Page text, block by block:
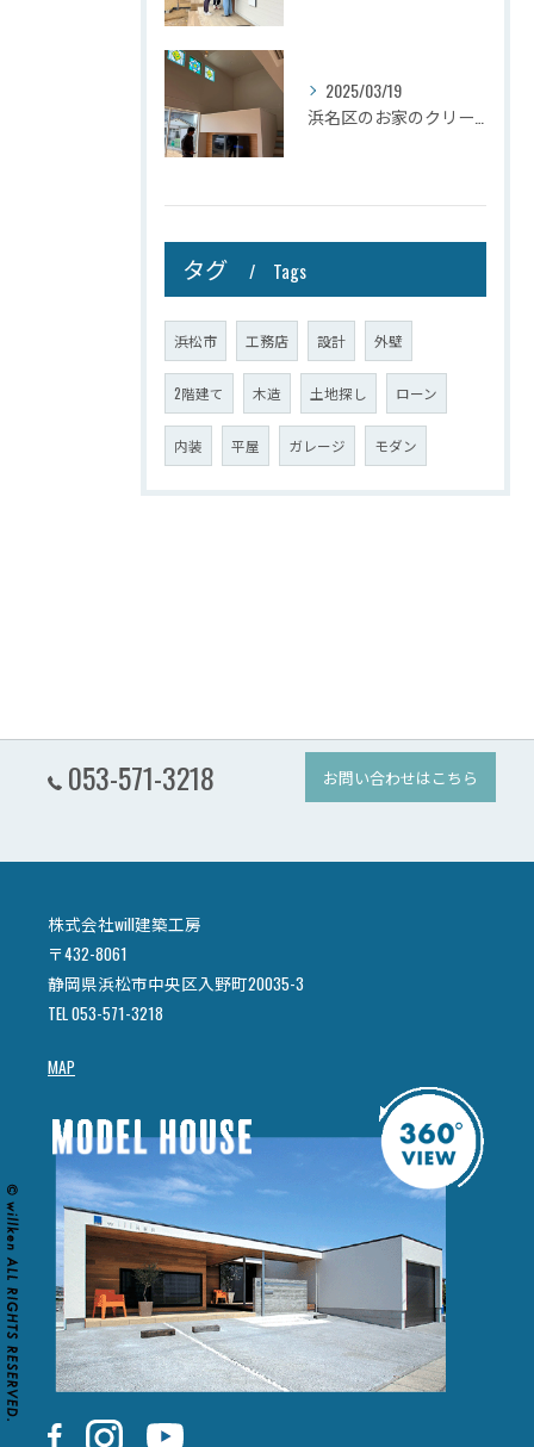
2025/03/19
タグ Tags
浜松市 工務店 設計 外壁
2階建て 木造 土地探し ローン
内装 平屋 ガレージ モダン
053-571-3218 お問い合わせはこちら
株式会社will建築工房
〒432-8061
静岡県浜松市中央区入野町20035-3
TEL 053-571-3218
MAP